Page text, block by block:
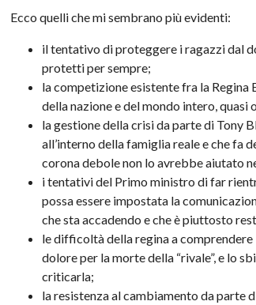
Ecco quelli che mi sembrano più evidenti:
il tentativo di proteggere i ragazzi dal
protetti per sempre;
la competizione esistente fra la Regina
della nazione e del mondo intero,
la gestione della crisi da parte di Tony
all’interno della famiglia reale e che fa
corona debole non lo avrebbe aiutato
i tentativi del Primo ministro di far
possa essere impostata la
che sta accadendo e che è piuttosto
le difficoltà della regina a
dolore per la morte della “rivale”, e lo
criticarla;
la resistenza al cambiamento da parte